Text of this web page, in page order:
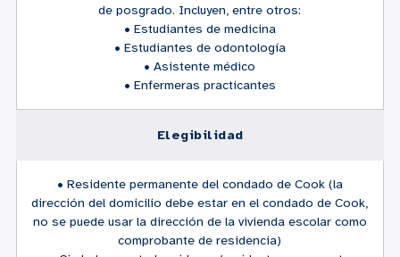
de posgrado. Incluyen, entre otros:
• Estudiantes de medicina
• Estudiantes de odontología
• Asistente médico
• Enfermeras practicantes
Elegibilidad
• Residente permanente del condado de Cook (la
dirección del domicilio debe estar en el condado de Cook,
no se puede usar la dirección de la vivienda escolar como
comprobante de residencia)